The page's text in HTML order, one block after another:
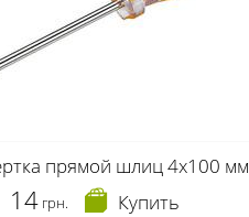
прямой шлиц 4х100 мм
14 грн. Купить